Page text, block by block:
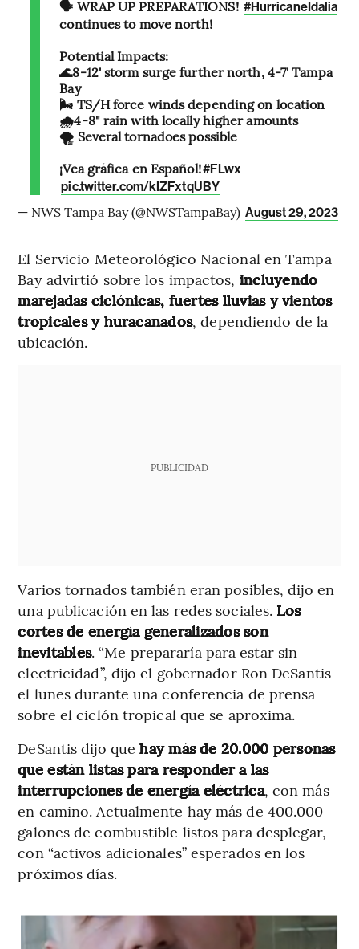
🗣️ WRAP UP PREPARATIONS! #HurricaneIdalia
continues to move north!
Potential Impacts:
🌊8-12' storm surge further north, 4-7' Tampa
Bay
🌬️ TS/H force winds depending on location
🌧️4-8" rain with locally higher amounts
🌪️ Several tornadoes possible
¡Vea gráfica en Español!#FLwx
pic.twitter.com/kIZFxtqUBY
— NWS Tampa Bay (@NWSTampaBay) August 29, 2023
El Servicio Meteorológico Nacional en Tampa
Bay advirtió sobre los impactos, incluyendo
marejadas ciclónicas, fuertes lluvias y vientos
tropicales y huracanados, dependiendo de la
ubicación.
PUBLICIDAD
Varios tornados también eran posibles, dijo en
una publicación en las redes sociales. Los
cortes de energía generalizados son
inevitables. “Me prepararía para estar sin
electricidad”, dijo el gobernador Ron DeSantis
el lunes durante una conferencia de prensa
sobre el ciclón tropical que se aproxima.
DeSantis dijo que hay más de 20.000 personas
que están listas para responder a las
interrupciones de energía eléctrica, con más
en camino. Actualmente hay más de 400.000
galones de combustible listos para desplegar,
con “activos adicionales” esperados en los
próximos días.